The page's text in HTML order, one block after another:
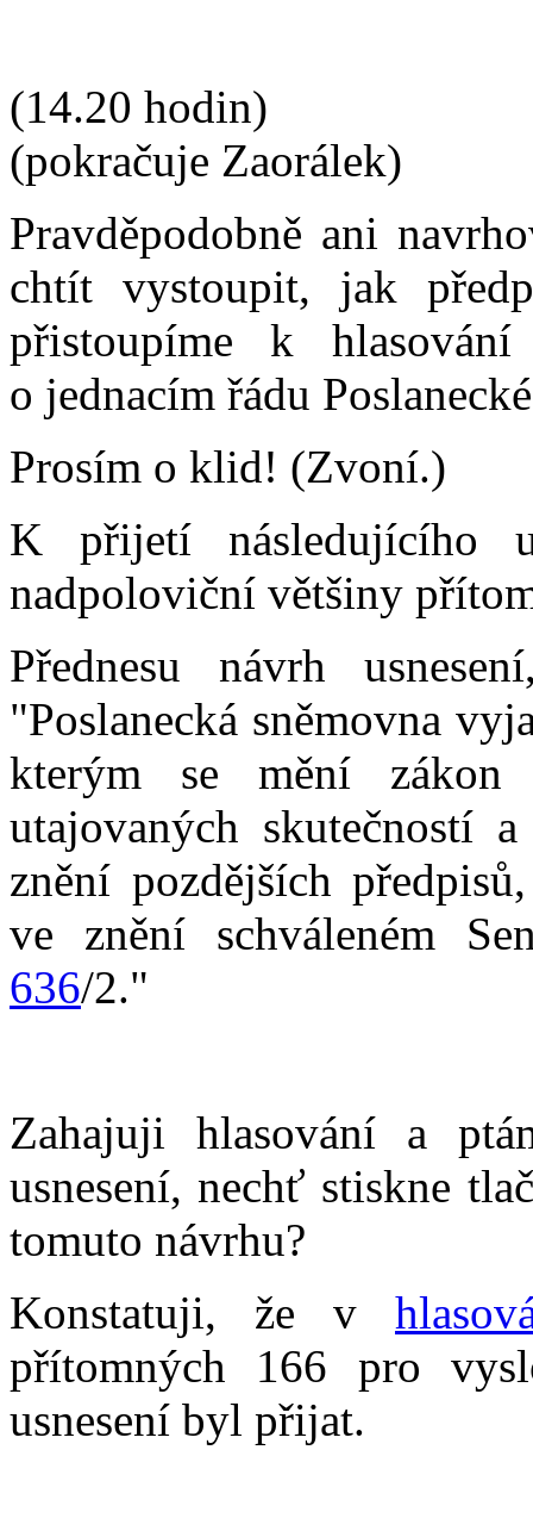
(14.20 hodin)
(pokračuje Zaorálek)
Pravděpodobně ani
chtít vystoupit, jak
přistoupíme k
o jednacím řádu
Prosím o klid! (Zvoní.)
K přijetí následujícího
nadpoloviční většiny
Přednesu návrh
"Poslanecká sněmovna
kterým se mění
utajovaných skutečností
znění pozdějších
ve znění schváleném
636/2."
Zahajuji hlasování a
usnesení, nechť stiskne
tomuto návrhu?
Konstatuji, že v
přítomných 166 pro
usnesení byl přijat.